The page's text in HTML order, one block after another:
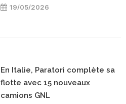
19/05/2026
En Italie, Paratori complète sa
flotte avec 15 nouveaux
camions GNL